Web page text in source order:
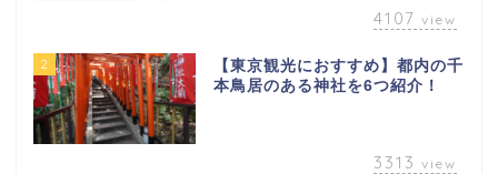
4107 view
2
【東京観光におすすめ】都内の千
本鳥居のある神社を6つ紹介！
3313 view